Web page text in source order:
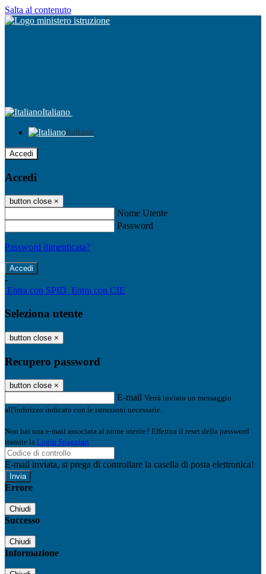
Salta al contenuto
Italiano
Italiano
Accedi
Accedi
button close ×
Nome Utente
Password
Password dimenticata?
-
Entra con SPID Entra con CIE
Seleziona utente
button close ×
Recupero password
button close ×
E-mail Verrà inviato un messaggio
all'indirizzo indicato con le istruzioni necessarie.
Non hai una e-mail associata al nome utente? Effettua il reset della password
tramite la Login Spaggiari
E-mail inviata, si prega di controllare la casella di posta elettronica!
Errore
Chiudi
Successo
Chiudi
Informazione